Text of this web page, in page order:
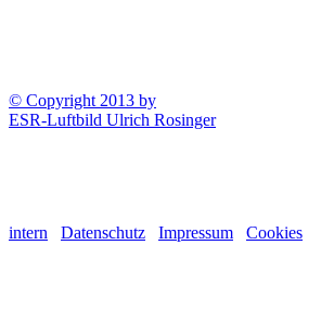
© Copyright 2013 by
ESR-Luftbild Ulrich Rosinger
intern Datenschutz Impressum Cookies